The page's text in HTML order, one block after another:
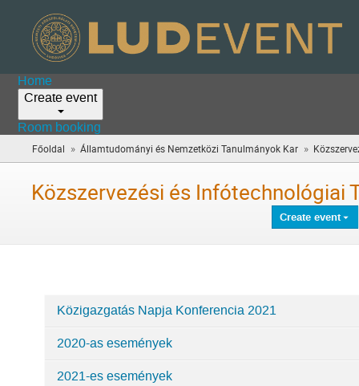
Home
Create event
Room booking
Főoldal » Államtudományi és Nemzetközi Tanulmányok Kar »
Közszervezési és Infótechnológiai
Create event
in
Közszervezési
Közigazgatás Napja Konferencia 2021
2020-as események
2021-es események